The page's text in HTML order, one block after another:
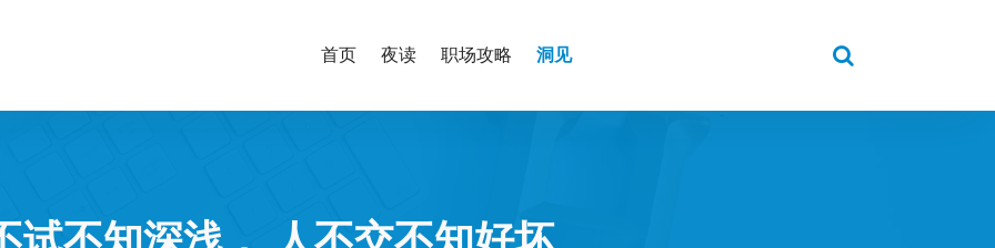
首页 夜读 职场攻略